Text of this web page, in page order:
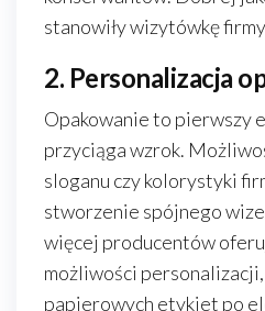
stanowiły wizytówkę
2. Personalizacja
Opakowanie to pierwszy
przyciąga wzrok.
sloganu czy kolorystyki
stworzenie spójnego
więcej producentów
możliwości
papierowych etykiet po